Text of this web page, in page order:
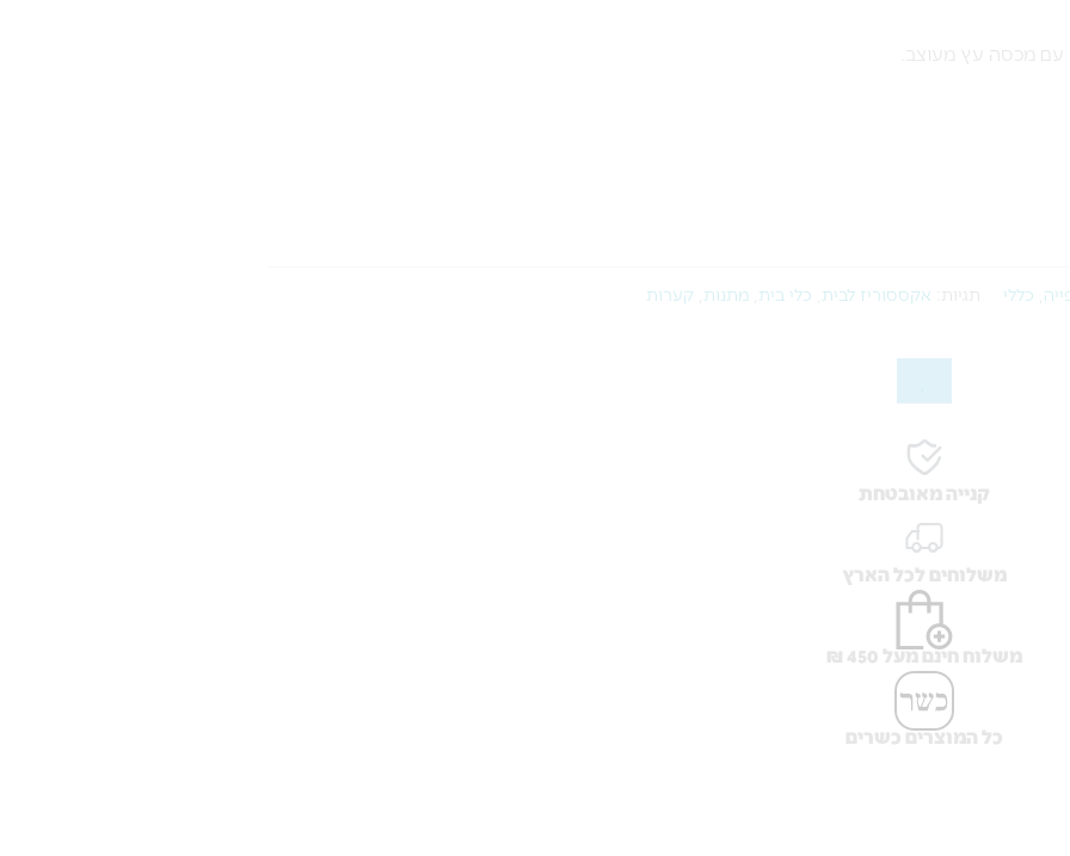
כללי אקססוריז לבית כלי בית מתנות קערות
קנייה מאובטחת
משלוחים לכל הארץ
משלוח חינם מעל 450 ₪
כל המוצרים כשרים